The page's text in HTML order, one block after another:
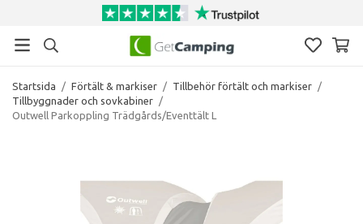
Startsida / Förtält & markiser / Tillbehör förtält och markiser /
Tillbyggnader och sovkabiner /
Outwell Parkoppling Trädgårds/Eventtält L